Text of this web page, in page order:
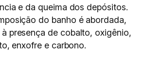
e da queima dos depósitos.
do banho é abordada,
presença de cobalto, oxigênio,
enxofre e carbono.